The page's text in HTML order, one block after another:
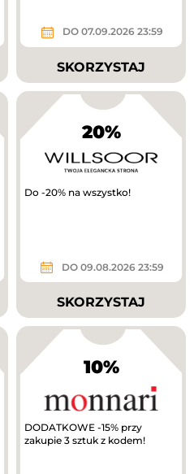
DO 07.09.2026 23:59
SKORZYSTAJ
20%
Do -20% na wszystko!
DO 09.08.2026 23:59
SKORZYSTAJ
10%
DODATKOWE -15% przy
zakupie 3 sztuk z kodem!